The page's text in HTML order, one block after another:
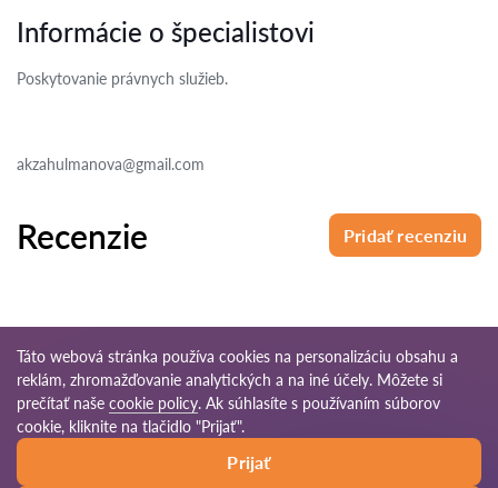
Informácie o špecialistovi
Poskytovanie právnych služieb.
akzahulmanova@gmail.com
Recenzie Pridať recenziu
© 2026 Pravnikov-sk.com
stránok
Táto webová stránka používa cookies na personalizáciu obsahu a
reklám, zhromažďovanie analytických a na iné účely. Môžete si
prečítať naše cookie policy. Ak súhlasíte s používaním súborov
cookie, kliknite na tlačidlo "Prijať".
Prijať